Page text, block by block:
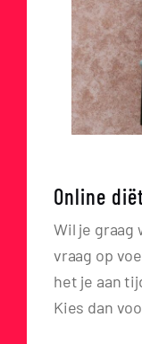
Online
Wil je graag
vraag op
het je aan
Kies dan